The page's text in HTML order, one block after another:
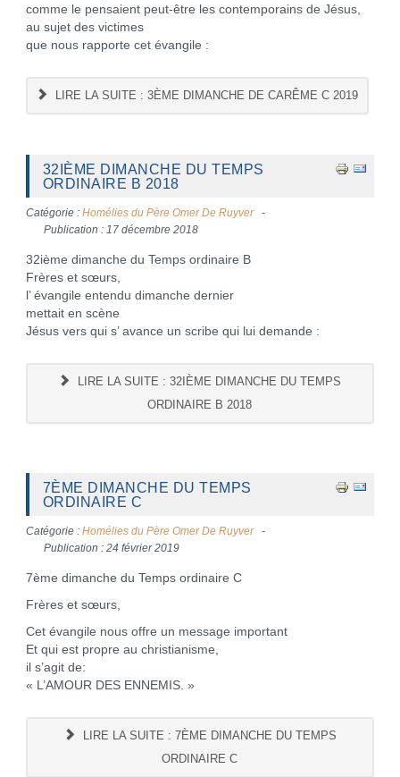
comme le pensaient peut-être les contemporains de Jésus,
au sujet des victimes
que nous rapporte cet évangile :
LIRE LA SUITE : 3ÈME DIMANCHE DE CARÊME C 2019
32IÈME DIMANCHE DU TEMPS
ORDINAIRE B 2018
Catégorie : Homélies du Père Omer De Ruyver
Publication : 17 décembre 2018
32ième dimanche du Temps ordinaire B
Frères et sœurs,
l’ évangile entendu dimanche dernier
mettait en scène
Jésus vers qui s’ avance un scribe qui lui demande :
LIRE LA SUITE : 32IÈME DIMANCHE DU TEMPS
ORDINAIRE B 2018
7ÈME DIMANCHE DU TEMPS
ORDINAIRE C
Catégorie : Homélies du Père Omer De Ruyver
Publication : 24 février 2019
7ème dimanche du Temps ordinaire C
Frères et sœurs,
Cet évangile nous offre un message important
Et qui est propre au christianisme,
il s’agit de:
« L’AMOUR DES ENNEMIS. »
LIRE LA SUITE : 7ÈME DIMANCHE DU TEMPS
ORDINAIRE C